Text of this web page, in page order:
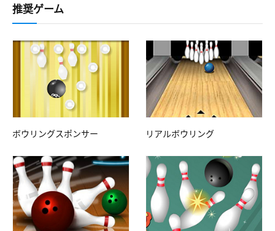
推奨ゲーム
ボウリングスポンサー リアルボウリング